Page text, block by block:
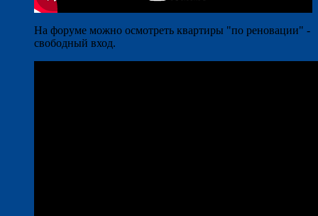
На форуме можно осмотреть квартиры "по реновации" -
свободный вход.